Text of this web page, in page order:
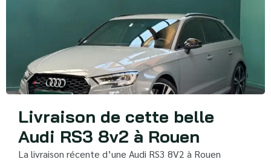
Livraison de cette belle
Audi RS3 8v2 à Rouen
La livraison récente d’une Audi RS3 8V2 à Rouen